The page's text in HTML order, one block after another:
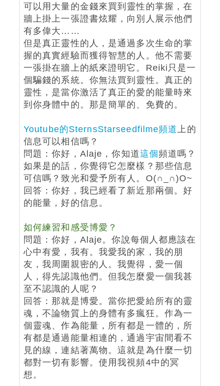
可以用大量的金錢來買到靈性的掌握，在
牆上掛上一張證書炫耀，向別人展示他們
有多偉大……
但是真正靈性的人，是通過多次生命的掌
握的真實經驗而獲得智慧的人。他不需要
一張掛在牆上的紙來證明它。Reiki只是一
個騙錢的系統。你無法買到靈性。真正的
靈性，是當你激活了真正的愛的能量時來
到你身體中的。那是簡單的、免費的。
Youtube的SternsStarseedfilme頻道上的
信息可以相信嗎？
問題：你好，Alaje，你知道這個頻道嗎？
如果是的話，你覺得它怎麼樣？那些信息
可信嗎？致光和愛予所有人。O(∩_∩)O~
回答：你好，我已經看了新近那兩個。好
的能量，好的信息。
如何練習和感受博愛？
問題：你好，Alaje。你說每個人都應該在
心中有愛，我有。我愛我的家，我的朋
友，我周圍親密的人。我覺得，愛一個
人，得先認識他們。但我怎麼愛一個我甚
至不認識的人呢？
回答：那就是博愛。當你把愛給所有的靈
魂，不論物質上的身體有多瘋狂。作為一
個靈魂、作為能量，所有都是一體的，所
有都是通過能量相連的，通過宇宙間看不
見的線，連結著萬物。這就是為什麼一切
都對一切有影響。使用我視頻4中的冥
想。